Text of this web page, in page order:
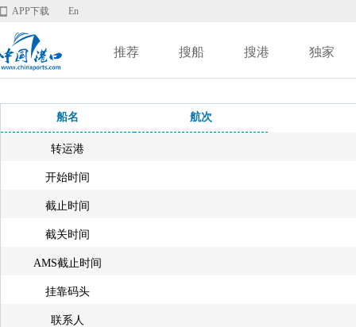
APP下载 En
推荐 搜船 搜港 独家
船名 航次
转运港
开始时间
截止时间
截关时间
AMS截止时间
挂靠码头
联系人